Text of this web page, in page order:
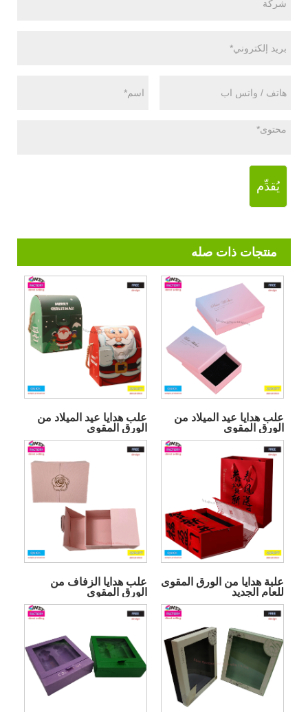
يُقدِّم
منتجات ذات صله
علب هدايا عيد الميلاد من
الورق المقوى
علب هدايا عيد الميلاد من
الورق المقوى
علب هدايا الزفاف من
الورق المقوى
علبة هدايا من الورق المقوى
للعام الجديد